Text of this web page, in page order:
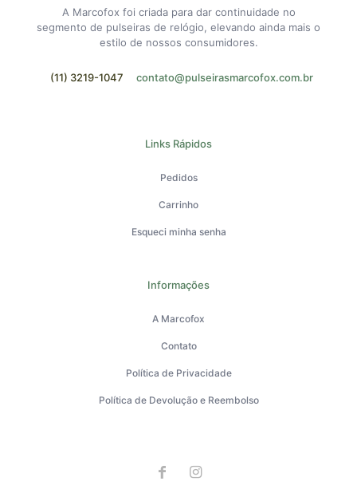
A Marcofox foi criada para dar continuidade no
segmento de pulseiras de relógio, elevando ainda mais o
estilo de nossos consumidores.
(11) 3219-1047 contato@pulseirasmarcofox.com.br
Links Rápidos
Pedidos
Carrinho
Esqueci minha senha
Informações
A Marcofox
Contato
Política de Privacidade
Política de Devolução e Reembolso